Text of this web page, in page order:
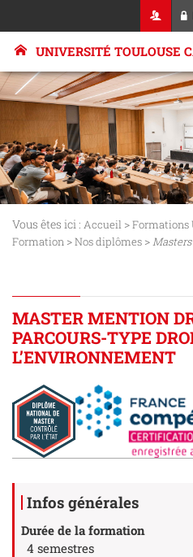
UNIVERSITÉ TOULOUSE
Vous êtes ici : Accueil >Formations
Formation >Nos diplômes >Masters
MASTER MENTION
PARCOURS-TYPE
L’ENVIRONNEMENT
Infos générales
Durée de la formation
4 semestres